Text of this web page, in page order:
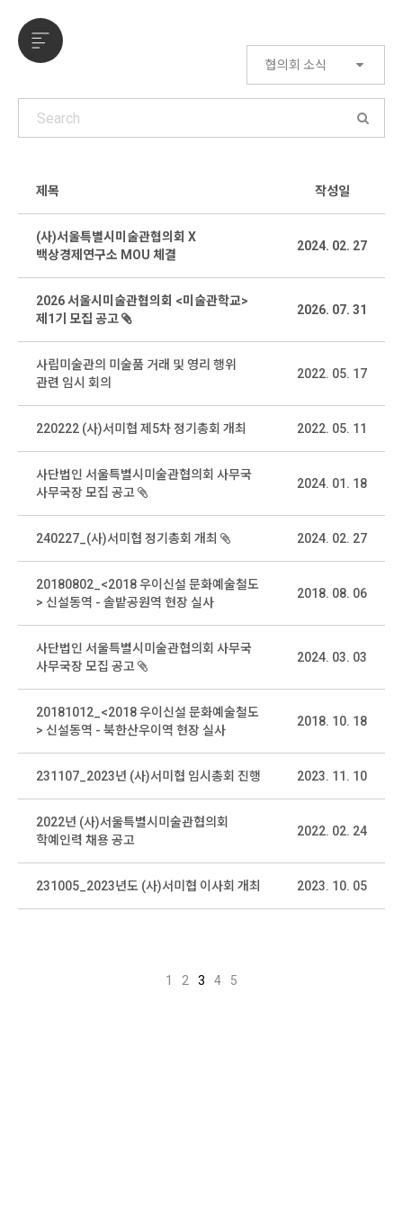
협의회 소식
제목 작성일
(사)서울특별시미술관협의회 X
백상경제연구소 MOU 체결
2024. 02. 27
2026 서울시미술관협의회 <미술관학교>
제1기 모집 공고
2026. 07. 31
사립미술관의 미술품 거래 및 영리 행위
관련 임시 회의
2022. 05. 17
220222 (사)서미협 제5차 정기총회 개최 2022. 05. 11
사단법인 서울특별시미술관협의회 사무국
사무국장 모집 공고
2024. 01. 18
240227_(사)서미협 정기총회 개최 2024. 02. 27
20180802_<2018 우이신설 문화예술철도
> 신설동역 - 솔밭공원역 현장 실사
2018. 08. 06
사단법인 서울특별시미술관협의회 사무국
사무국장 모집 공고
2024. 03. 03
20181012_<2018 우이신설 문화예술철도
> 신설동역 - 북한산우이역 현장 실사
2018. 10. 18
231107_2023년 (사)서미협 임시총회 진행 2023. 11. 10
2022년 (사)서울특별시미술관협의회
학예인력 채용 공고
2022. 02. 24
231005_2023년도 (사)서미협 이사회 개최 2023. 10. 05
1 2 3 4 5